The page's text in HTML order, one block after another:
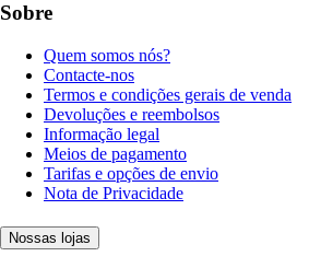
Sobre
Quem somos nós?
Contacte-nos
Termos e condições gerais de venda
Devoluções e reembolsos
Informação legal
Meios de pagamento
Tarifas e opções de envio
Nota de Privacidade
Nossas lojas